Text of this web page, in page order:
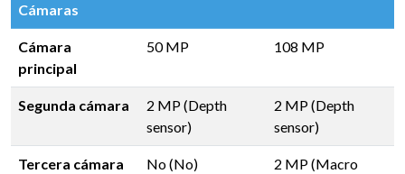
Cámaras
Cámara
principal
50 MP 108 MP
Segunda cámara
2 MP (Depth
sensor)
2 MP (Depth
sensor)
Tercera cámara No (No)
2 MP (Macro